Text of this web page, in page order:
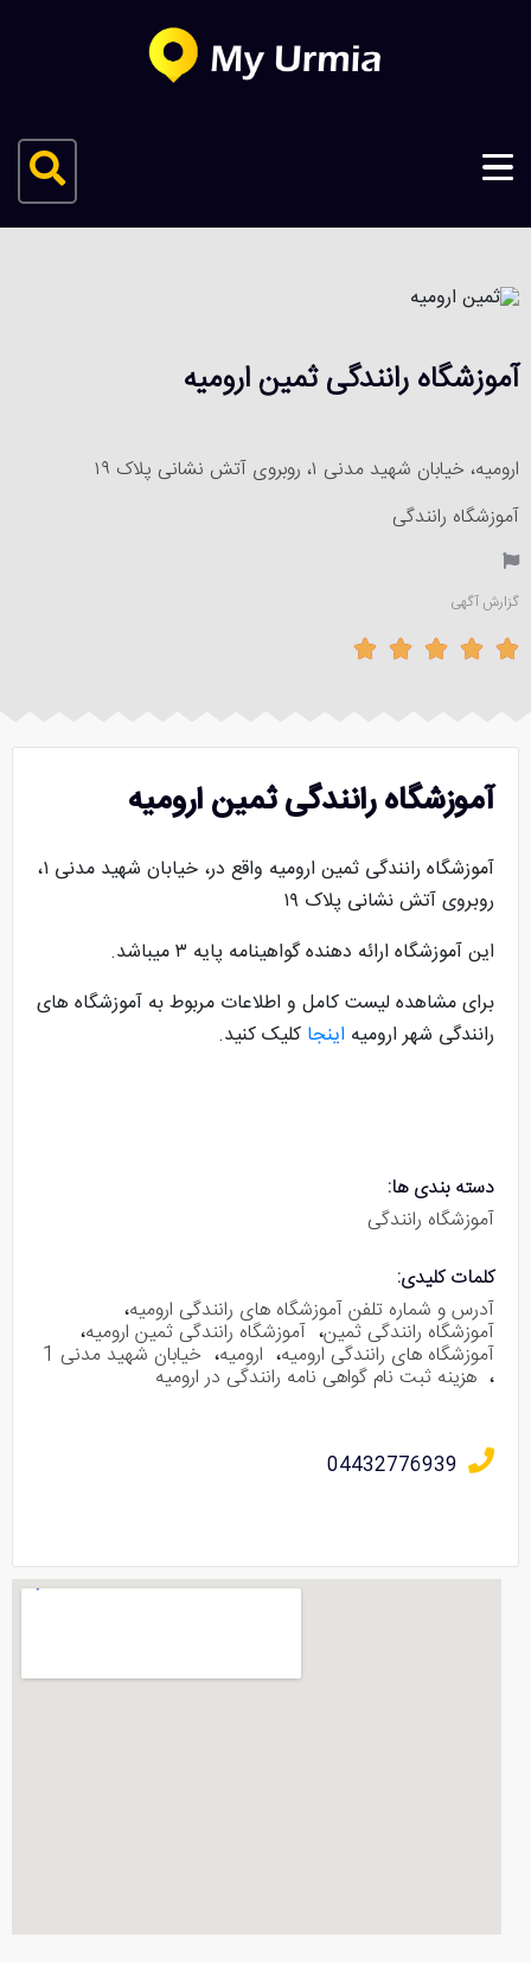
آموزشگاه رانندگی ثمین ارومیه
ارومیه، خیابان شهید مدنی ۱، روبروی آتش نشانی پلاک ۱۹
آموزشگاه رانندگی
گزارش آگهی





آموزشگاه رانندگی ثمین ارومیه
آموزشگاه رانندگی ثمین ارومیه واقع در، خیابان شهید مدنی ۱،
روبروی آتش نشانی پلاک ۱۹
این آموزشگاه ارائه دهنده گواهینامه پایه ۳ میباشد.
برای مشاهده لیست کامل و اطلاعات مربوط به آموزشگاه های
رانندگی شهر ارومیه اینجا کلیک کنید.
دسته بندی ها:
آموزشگاه رانندگی
کلمات کلیدی:
آدرس و شماره تلفن آموزشگاه های رانندگی ارومیه،
آموزشگاه رانندگی ثمین، آموزشگاه رانندگی ثمین ارومیه،
آموزشگاه های رانندگی ارومیه، ارومیه، خیابان شهید مدنی 1
، هزینه ثبت نام گواهی نامه رانندگی در ارومیه
04432776939